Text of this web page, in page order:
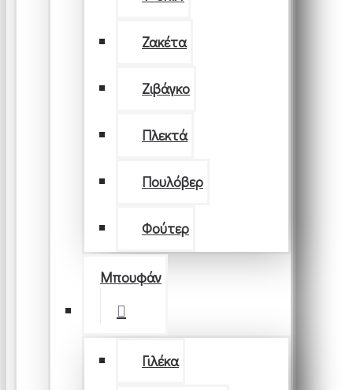
Ζακέτα
Ζιβάγκο
Πλεκτά
Πουλόβερ
Φούτερ
Μπουφάν
Γιλέκα